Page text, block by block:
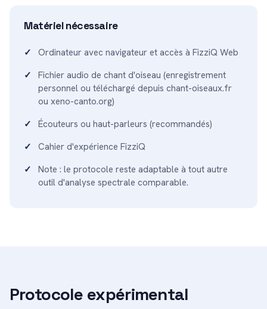
Matériel nécessaire
Ordinateur avec navigateur et accès à FizziQ Web
Fichier audio de chant d'oiseau (enregistrement
personnel ou téléchargé depuis chant-oiseaux.fr
ou xeno-canto.org)
Écouteurs ou haut-parleurs (recommandés)
Cahier d'expérience FizziQ
Note : le protocole reste adaptable à tout autre
outil d'analyse spectrale comparable.
Protocole expérimental